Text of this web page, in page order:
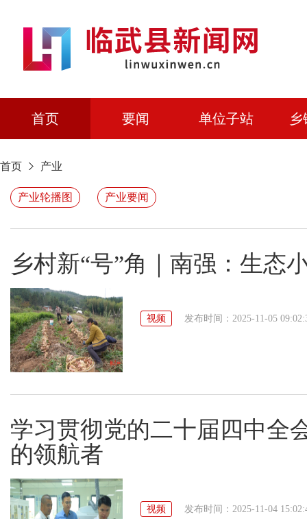
首页 要闻 单位子站
首页 产业
产业轮播图 产业要闻
乡村新“号”角｜南强：生态
视频 发布时间：2025-11-05
学习贯彻党的二十届四中全
的领航者
视频 发布时间：2025-11-04